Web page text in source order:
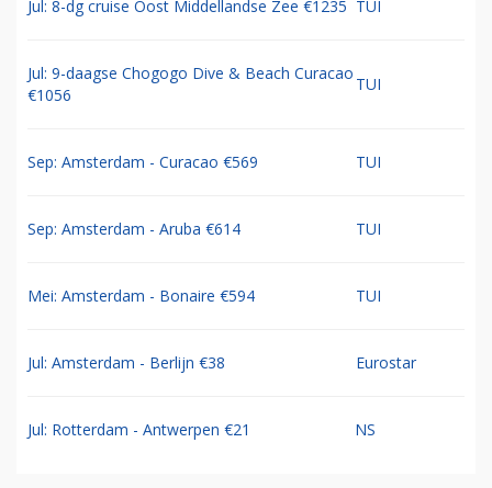
Jul: 8-dg cruise Oost Middellandse Zee €1235 TUI
Jul: 9-daagse Chogogo Dive & Beach Curacao
€1056
TUI
Sep: Amsterdam - Curacao €569 TUI
Sep: Amsterdam - Aruba €614 TUI
Mei: Amsterdam - Bonaire €594 TUI
Jul: Amsterdam - Berlijn €38 Eurostar
Jul: Rotterdam - Antwerpen €21 NS